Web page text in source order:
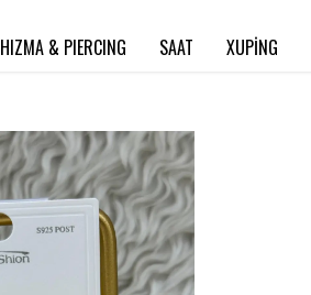
HIZMA & PIERCING SAAT XUPİNG